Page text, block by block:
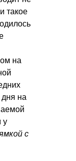
такое
на
дня на
у
с